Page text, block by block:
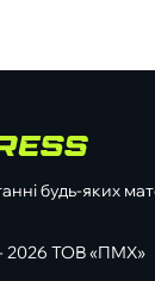
будь-яких
- 2026 ТОВ «ПМХ»